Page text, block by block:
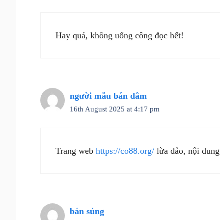
Hay quá, không uổng công đọc hết!
người mẫu bán dâm
16th August 2025 at 4:17 pm
Trang web https://co88.org/ lừa đảo, nội
bán súng